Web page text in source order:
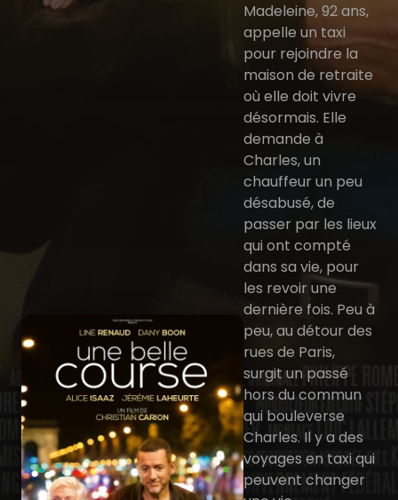
Madeleine, 92 ans,
appelle un taxi
pour rejoindre la
maison de retraite
où elle doit vivre
désormais. Elle
demande à
Charles, un
chauffeur un peu
désabusé, de
passer par les lieux
qui ont compté
dans sa vie, pour
les revoir une
dernière fois. Peu à
peu, au détour des
rues de Paris,
surgit un passé
hors du commun
qui bouleverse
Charles. Il y a des
voyages en taxi qui
peuvent changer